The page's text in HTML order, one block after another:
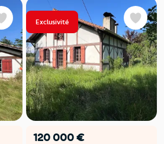
Favoris Exclusivité
120 000 €
Favoris